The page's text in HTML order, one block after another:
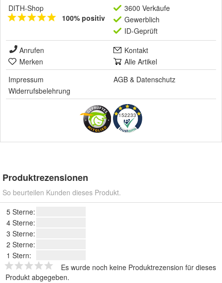
DITH-Shop
100% positiv
3600 Verkäufe
Gewerblich
ID-Geprüft
Anrufen
Kontakt
Merken
Alle Artikel
Impressum
AGB & Datenschutz
Widerrufsbelehrung
152233
Produktrezensionen
So beurteilen Kunden dieses Produkt.
5 Sterne:
4 Sterne:
3 Sterne:
2 Sterne:
1 Stern:
Es wurde noch keine Produktrezension für dieses
Produkt abgegeben.